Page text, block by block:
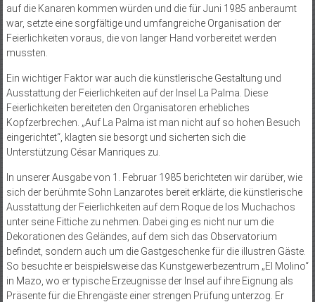
auf die Kanaren kommen würden und die für Juni 1985 anberaumt
war, setzte eine sorgfältige und umfangreiche Organisation der
Feierlichkeiten voraus, die von langer Hand vorbereitet werden
mussten.
Ein wichtiger Faktor war auch die künstlerische Gestaltung und
Ausstattung der Feierlichkeiten auf der Insel La Palma. Diese
Feierlichkeiten bereiteten den Organisatoren erhebliches
Kopfzerbrechen. „Auf La Palma ist man nicht auf so hohen Besuch
eingerichtet“, klagten sie besorgt und sicherten sich die
Unterstützung César Manriques zu.
In unserer Ausgabe von 1. Februar 1985 berichteten wir darüber, wie
sich der berühmte Sohn Lanzarotes bereit erklärte, die künstlerische
Ausstattung der Feierlichkeiten auf dem Roque de los Muchachos
unter seine Fittiche zu nehmen. Dabei ging es nicht nur um die
Dekorationen des Geländes, auf dem sich das Observatorium
befindet, sondern auch um die Gastgeschenke für die illustren Gäste.
So besuchte er beispielsweise das Kunstgewerbezentrum „El Molino“
in Mazo, wo er typische Erzeugnisse der Insel auf ihre Eignung als
Präsente für die Ehrengäste einer strengen Prüfung unterzog. Er